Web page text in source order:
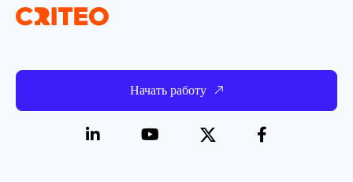
Начать работу